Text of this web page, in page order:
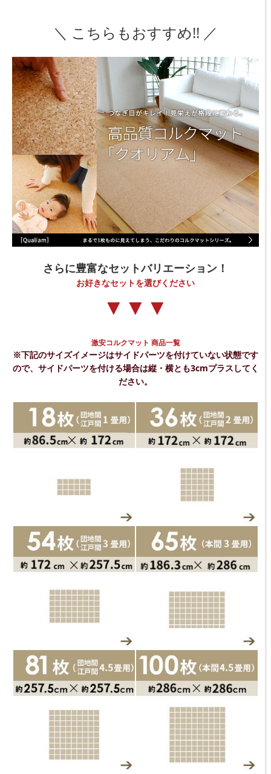
＼ こちらもおすすめ!! ／
さらに豊富なセットバリエーション！
お好きなセットを選びください
▼▼▼
激安コルクマット 商品一覧
※下記のサイズイメージはサイドパーツを付けていない状態です
ので、サイドパーツを付ける場合は縦・横とも3cmプラスしてく
ださい。